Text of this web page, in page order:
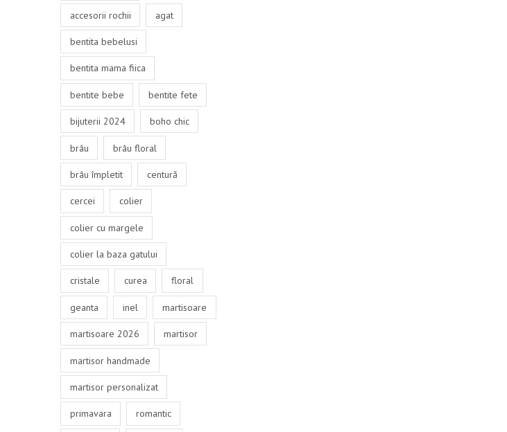
accesorii rochii agat
bentita bebelusi
bentita mama fiica
bentite bebe bentite fete
bijuterii 2024 boho chic
brâu brâu floral
brâu împletit centură
cercei colier
colier cu margele
colier la baza gatului
cristale curea floral
geanta inel martisoare
martisoare 2026 martisor
martisor handmade
martisor personalizat
primavara romantic